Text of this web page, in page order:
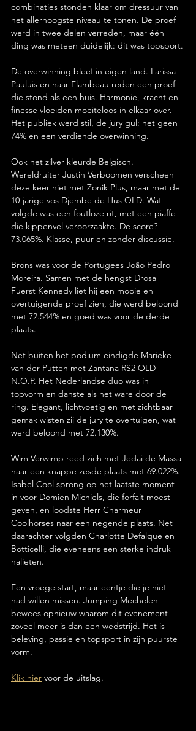
combinaties stonden klaar om dressuur van
het allerhoogste niveau te tonen. De proef
werd in twee delen verreden, maar één
ding was meteen duidelijk: dit was topsport.
De overwinning bleef in eigen land. Larissa
Pauluis en haar Flambeau reden een proef
die stond als een huis. Harmonie, kracht en
finesse vloeiden moeiteloos in elkaar over.
Het publiek werd stil, de jury gul: net geen
74% en een verdiende overwinning.
Ook het zilver kleurde Belgisch.
Wereldruiter Justin Verboomen verscheen
deze keer niet met Zonik Plus, maar met de
10-jarige vos Djembe de Hus OLD. Wat
volgde was een foutloze rit, met een piaffe
die kippenvel veroorzaakte. De score?
73.065%. Klasse, puur en zonder discussie.
Brons was voor de Portugees João Pedro
Moreira. Samen met de hengst Drosa
Fuerst Kennedy liet hij een mooie en
overtuigende proef zien, die werd beloond
met 72.544% en goed was voor de derde
plaats.
Net buiten het podium eindigde Marieke
van der Putten met Zantana RS2 OLD
N.O.P. Het Nederlandse duo was in
topvorm en danste als het ware door de
ring. Elegant, lichtvoetig en met zichtbaar
gemak wisten zij de jury te overtuigen, wat
werd beloond met 72.130%.
Wim Verwimp reed zich met Jedai de Massa
naar een knappe zesde plaats met 69.022%.
Isabel Cool sprong op het laatste moment
in voor Domien Michiels, die forfait moest
geven, en loodste Herr Charmeur
Coolhorses naar een negende plaats. Net
daarachter volgden Charlotte Defalque en
Botticelli, die eveneens een sterke indruk
nalieten.
Een vroege start, maar eentje die je niet
had willen missen. Jumping Mechelen
bewees opnieuw waarom dit evenement
zoveel meer is dan een wedstrijd. Het is
beleving, passie en topsport in zijn puurste
vorm.
Klik hier voor de uitslag.